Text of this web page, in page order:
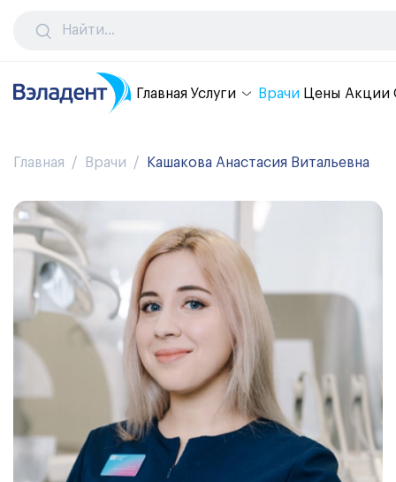
Главная Услуги Врачи Цены Акции
Главная Врачи Кашакова Анастасия Витальевна